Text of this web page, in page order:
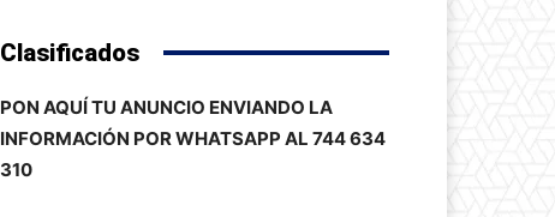
Clasificados
PON AQUÍ TU ANUNCIO ENVIANDO LA
INFORMACIÓN POR WHATSAPP AL 744 634
310